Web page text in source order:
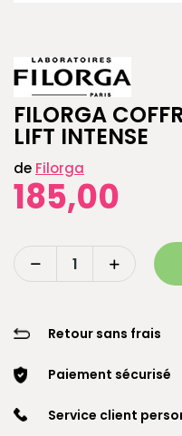
FILORGA
LIFT INTENSE
de Filorga
185,00
Retour sans frais
Paiement sécurisé
Service client